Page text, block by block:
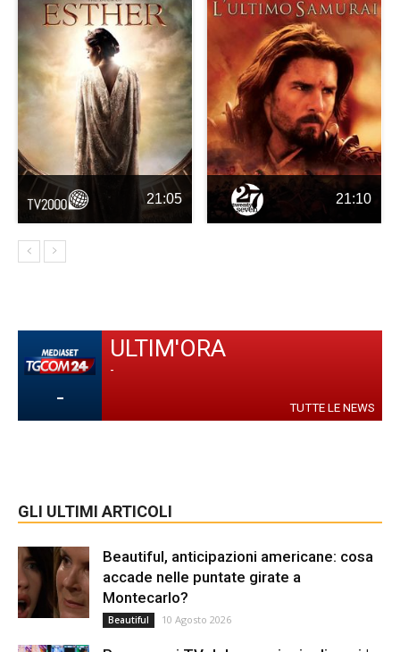
21:05 21:10
-
ULTIM'ORA
-
TUTTE LE NEWS
GLI ULTIMI ARTICOLI
Beautiful, anticipazioni americane: cosa
accade nelle puntate girate a
Montecarlo?
Beautiful 10 Agosto 2026